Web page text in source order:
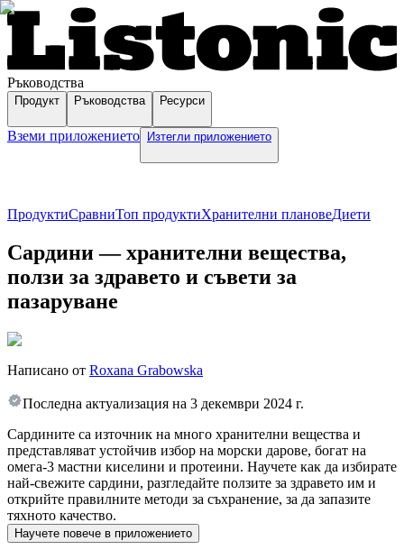
Ръководства
Продукт Ръководства Ресурси
Вземи приложението Изтегли приложението
ПродуктиСравниТоп продуктиХранителни плановеДиети
Сардини — хранителни вещества,
ползи за здравето и съвети за
пазаруване
Написано от Roxana Grabowska
Последна актуализация на 3 декември 2024 г.
Сардините са източник на много хранителни вещества и
представляват устойчив избор на морски дарове, богат на
омега-3 мастни киселини и протеини. Научете как да избирате
най-свежите сардини, разгледайте ползите за здравето им и
открийте правилните методи за съхранение, за да запазите
тяхното качество.
Научете повече в приложението